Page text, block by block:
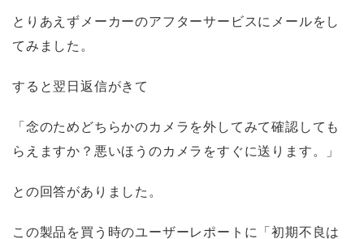
とりあえずメーカーのアフターサービスにメールをし
てみました。
すると翌日返信がきて
「念のためどちらかのカメラを外してみて確認しても
らえますか？悪いほうのカメラをすぐに送ります。」
との回答がありました。
この製品を買う時のユーザーレポートに「初期不良は